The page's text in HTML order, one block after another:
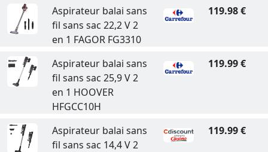
Aspirateur balai sans
fil sans sac 22,2 V 2
en 1 FAGOR FG3310
119.98 €
Aspirateur balai sans
fil sans sac 25,9 V 2
en 1 HOOVER
HFGCC10H
119.99 €
Aspirateur balai sans
fil sans sac 14,4 V 2
119.99 €